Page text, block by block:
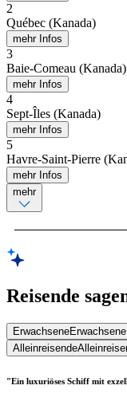
2
Québec (Kanada)
mehr Infos
3
Baie-Comeau (Kanada)
mehr Infos
4
Sept-Îles (Kanada)
mehr Infos
5
Havre-Saint-Pierre
mehr Infos
mehr
Reisende
ErwachseneErwachsene
Alleinreisende
"Ein luxuriöses Schiff mit